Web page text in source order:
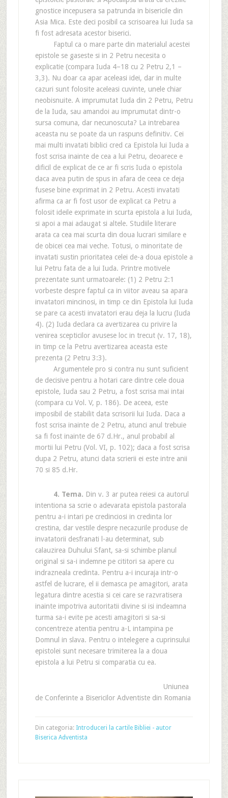
gnostice incepusera sa patrunda in bisericile din
Asia Mica. Este deci posibil ca scrisoarea lui Iuda sa
fi fost adresata acestor biserici.
Faptul ca o mare parte din materialul acestei
epistole se gaseste si in 2 Petru necesita o
explicatie (compara Iuda 4–18 cu 2 Petru 2,1 –
3,3). Nu doar ca apar aceleasi idei, dar in multe
cazuri sunt folosite aceleasi cuvinte, unele chiar
neobisnuite. A imprumutat Iuda din 2 Petru, Petru
de la Iuda, sau amandoi au imprumutat dintr-o
sursa comuna, dar necunoscuta? La intrebarea
aceasta nu se poate da un raspuns definitiv. Cei
mai multi invatati biblici cred ca Epistola lui Iuda a
fost scrisa inainte de cea a lui Petru, deoarece e
dificil de explicat de ce ar fi scris Iuda o epistola
daca avea putin de spus in afara de ceea ce deja
fusese bine exprimat in 2 Petru. Acesti invatati
afirma ca ar fi fost usor de explicat ca Petru a
folosit ideile exprimate in scurta epistola a lui Iuda,
si apoi a mai adaugat si altele. Studiile literare
arata ca cea mai scurta din doua lucrari similare e
de obicei cea mai veche. Totusi, o minoritate de
invatati sustin prioritatea celei de-a doua epistole a
lui Petru fata de a lui Iuda. Printre motivele
prezentate sunt urmatoarele: (1) 2 Petru 2:1
vorbeste despre faptul ca in viitor aveau sa apara
invatatori mincinosi, in timp ce din Epistola lui Iuda
se pare ca acesti invatatori erau deja la lucru (Iuda
4). (2) Iuda declara ca avertizarea cu privire la
venirea scepticilor avusese loc in trecut (v. 17, 18),
in timp ce la Petru avertizarea aceasta este
prezenta (2 Petru 3:3).
Argumentele pro si contra nu sunt suficient
de decisive pentru a hotari care dintre cele doua
epistole, Iuda sau 2 Petru, a fost scrisa mai intai
(compara cu Vol. V, p. 186). De aceea, este
imposibil de stabilit data scrisorii lui Iuda. Daca a
fost scrisa inainte de 2 Petru, atunci anul trebuie
sa fi fost inainte de 67 d.Hr., anul probabil al
mortii lui Petru (Vol. VI, p. 102); daca a fost scrisa
dupa 2 Petru, atunci data scrierii ei este intre anii
70 si 85 d.Hr.
4. Tema. Din v. 3 ar putea reiesi ca autorul
intentiona sa scrie o adevarata epistola pastorala
pentru a-i intari pe credinciosi in credinta lor
crestina, dar vestile despre necazurile produse de
invatatorii desfranati l-au determinat, sub
calauzirea Duhului Sfant, sa-si schimbe planul
original si sa-i indemne pe cititori sa apere cu
indrazneala credinta. Pentru a-i incuraja intr-o
astfel de lucrare, el ii demasca pe amagitori, arata
legatura dintre acestia si cei care se razvratisera
inainte impotriva autoritatii divine si isi indeamna
turma sa-i evite pe acesti amagitori si sa-si
concentreze atentia pentru a-L intampina pe
Domnul in slava. Pentru o intelegere a cuprinsului
epistolei sunt necesare trimiterea la a doua
epistola a lui Petru si comparatia cu ea.
Uniunea
de Conferinte a Bisericilor Adventiste din Romania
Din categoria: Introduceri la cartile Bibliei - autor
Biserica Adventista